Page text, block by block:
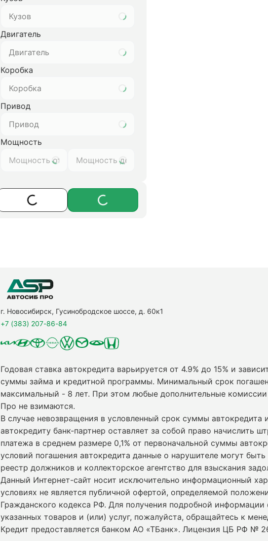
Кузов
Двигатель
Двигатель
Коробка
Коробка
Привод
Привод
Мощность
г. Новосибирск, Гусинобродское шоссе, д. 60к1
+7 (383) 207-86-84
Годовая ставка автокредита варьируется от 4.9% до 15% и
суммы займа и кредитной программы. Минимальный срок
максимальный - 8 лет. При этом любые дополнительные
Про не взимаются.
В случае невозвращения в условленный срок суммы автокредита
автокредиту банк-партнер оставляет за собой право начислить
платежа в среднем размере 0,1% от первоначальной суммы
условий погашения автокредита данные о нарушителе могут
реестр должников и коллекторское агентство для взыскания
Данный Интернет-сайт носит исключительно информационный
условиях не является публичной офертой, определяемой
Гражданского кодекса РФ. Для получения подробной
указанных товаров и (или) услуг, пожалуйста, обращайтесь к
Кредит предоставляется банком АО «ТБанк». Лицензия ЦБ РФ №